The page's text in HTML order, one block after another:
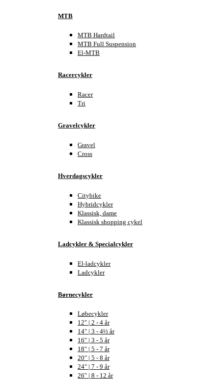
MTB
MTB Hardtail
MTB Full Suspension
El-MTB
Racercykler
Racer
Tri
Gravelcykler
Gravel
Cross
Hverdagscykler
Citybike
Hybridcykler
Klassisk, dame
Klassisk shopping cykel
Ladcykler & Specialcykler
El-ladcykler
Ladcykler
Børnecykler
Løbecykler
12" | 2 - 4 år
14" | 3 - 4½ år
16" | 3 - 5 år
18" | 5 - 7 år
20" | 5 - 8 år
24" | 7 - 9 år
26" | 8 - 12 år